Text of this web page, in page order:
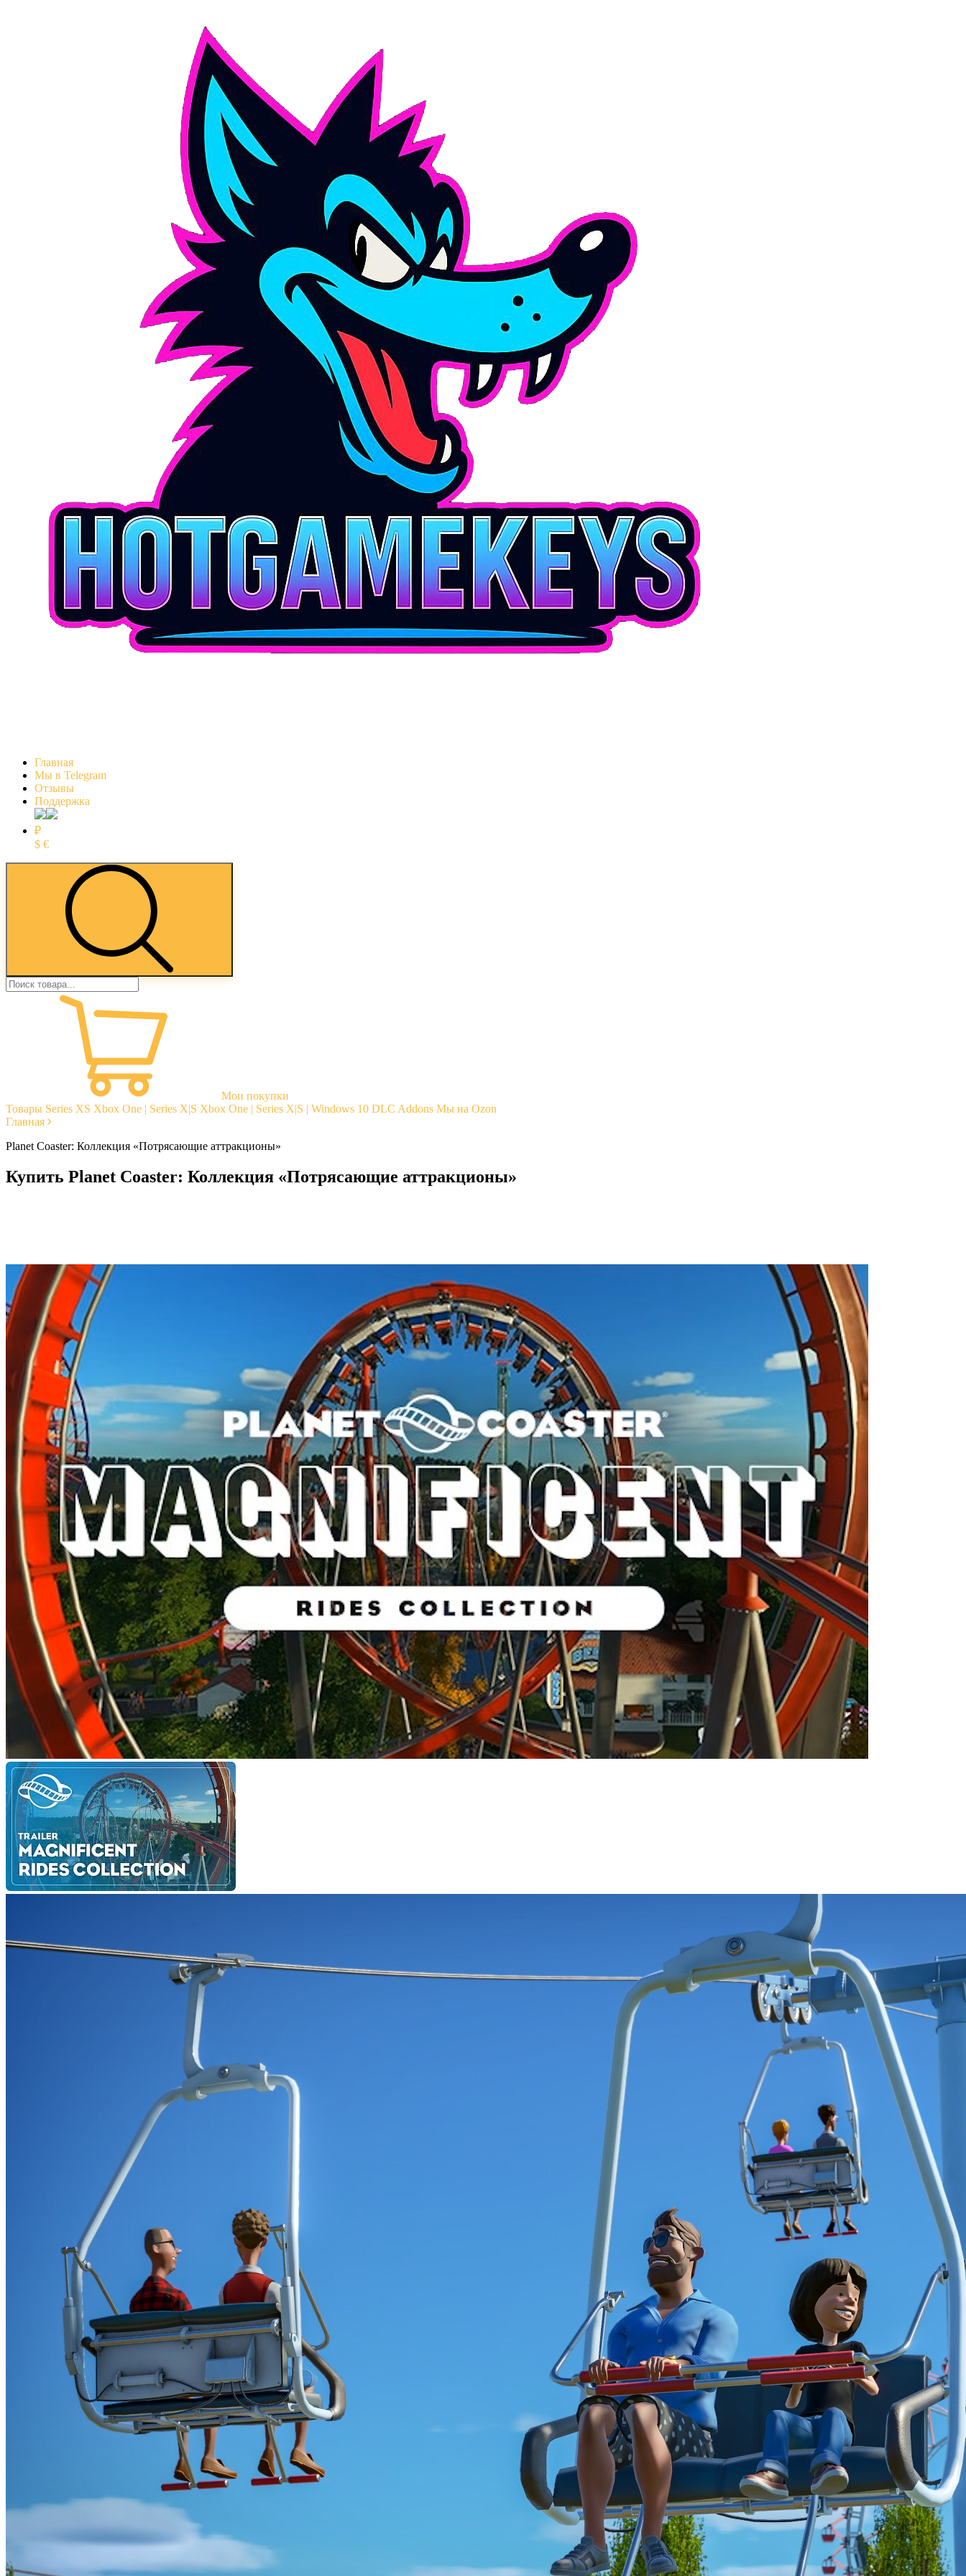
Главная
Мы в Telegram
Отзывы
Поддержка
₽
$ €
Мои покупки
Товары Series XS Xbox One | Series X|S Xbox One | Series X|S | Windows 10 DLC Addons Мы на Ozon
Главная
Planet Coaster: Коллекция «Потрясающие аттракционы»
Купить Planet Coaster: Коллекция «Потрясающие аттракционы»